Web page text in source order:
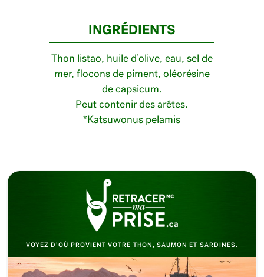
INGRÉDIENTS
Thon listao, huile d’olive, eau, sel de
mer, flocons de piment, oléorésine
de capsicum.
Peut contenir des arêtes.
*Katsuwonus pelamis
VOYEZ D’OÙ PROVIENT VOTRE THON, SAUMON ET SARDINES.